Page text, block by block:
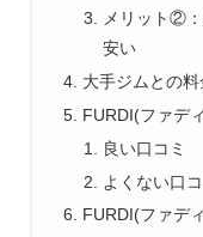
メリット②
安い
大手ジムとの
FURDI(ファデ
良い口コミ
よくない口コ
FURDI(ファデ